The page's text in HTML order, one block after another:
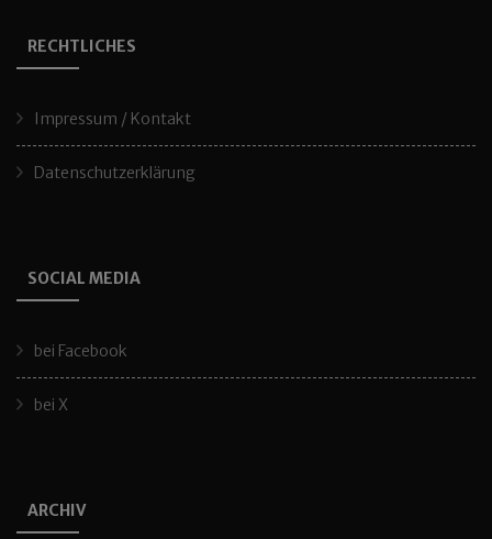
RECHTLICHES
Impressum / Kontakt
Datenschutzerklärung
SOCIAL MEDIA
bei Facebook
bei X
ARCHIV